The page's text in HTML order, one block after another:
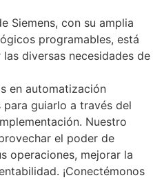
Siemens, con su amplia
programables, está
diversas necesidades de
en automatización
guiarlo a través del
Nuestro
el poder de
operaciones, mejorar la
¡Conectémonos